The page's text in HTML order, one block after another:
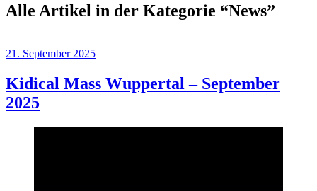
Alle Artikel in der Kategorie “News”
21. September 2025
Kidical Mass Wuppertal – September
2025